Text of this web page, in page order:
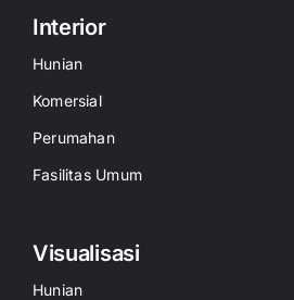
Interior
Hunian
Komersial
Perumahan
Fasilitas Umum
Visualisasi
Hunian